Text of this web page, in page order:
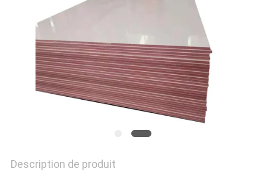
CONFIDENTIALITÉ
Description de produit